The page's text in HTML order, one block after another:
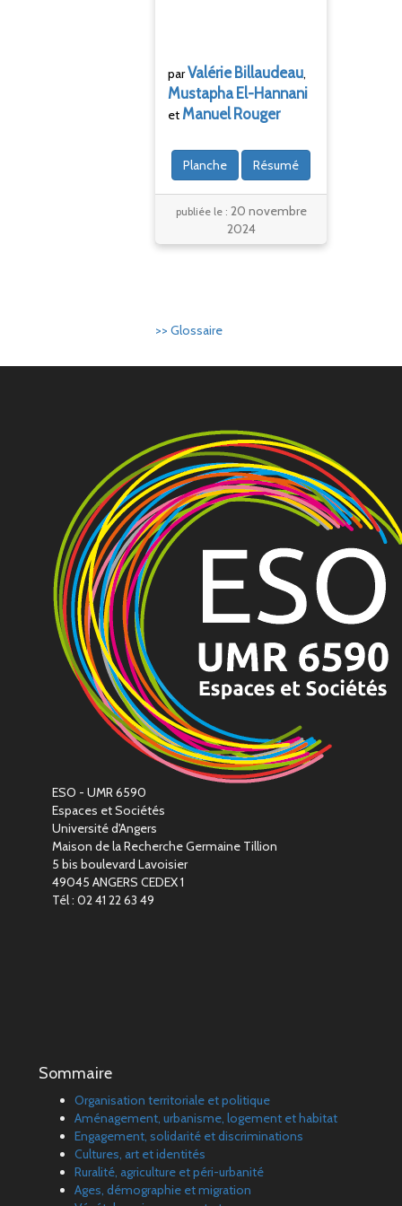
parValérie Billaudeau,
Mustapha El-Hannani
etManuel Rouger
Planche Résumé
publiée le : 20 novembre
2024
>> Glossaire
ESO - UMR 6590
Espaces et Sociétés
Université d'Angers
Maison de la Recherche Germaine Tillion
5 bis boulevard Lavoisier
49045 ANGERS CEDEX 1
Tél : 02 41 22 63 49
Sommaire
Organisation territoriale et politique
Aménagement, urbanisme, logement et habitat
Engagement, solidarité et discriminations
Cultures, art et identités
Ruralité, agriculture et péri-urbanité
Ages, démographie et migration